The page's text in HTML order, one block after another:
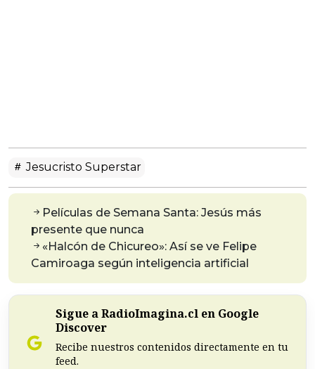
Jesucristo Superstar
Películas de Semana Santa: Jesús más
presente que nunca
«Halcón de Chicureo»: Así se ve Felipe
Camiroaga según inteligencia artificial
Sigue a RadioImagina.cl en Google
Discover
Recibe nuestros contenidos directamente en tu
feed.